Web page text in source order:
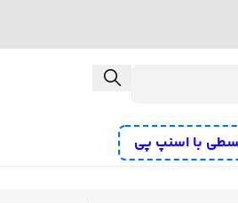
با اسنپ پی